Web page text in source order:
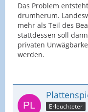
Das Problem
drumherum.
mehr als Teil des
stattdessen soll
privaten
werden.
Erleuchteter